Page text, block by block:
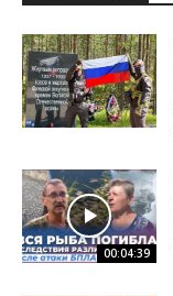
00:04:39